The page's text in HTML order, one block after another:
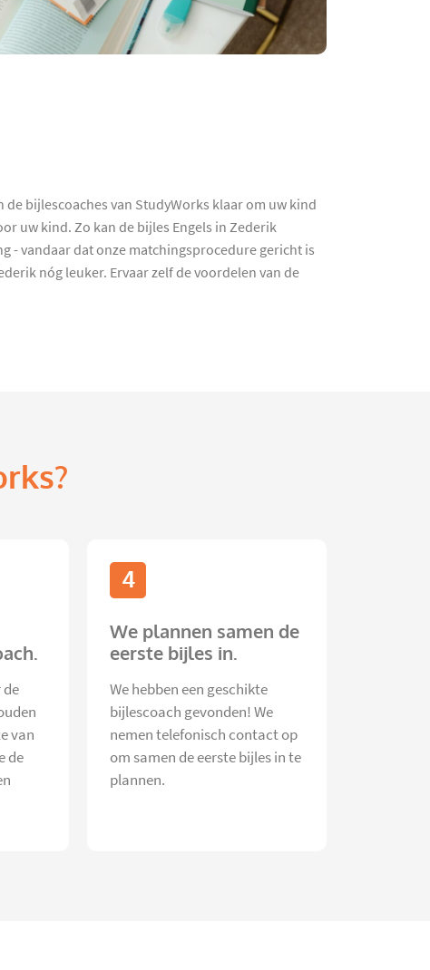
bijlescoaches van StudyWorks klaar om uw kind
uw kind. Zo kan de bijles Engels in Zederik
- vandaar dat onze matchingsprocedure gericht is
nóg leuker. Ervaar zelf de voordelen van de
de
van
de
4
We plannen samen de
eerste bijles in.
We hebben een geschikte
bijlescoach gevonden! We
nemen telefonisch contact op
om samen de eerste bijles in te
plannen.